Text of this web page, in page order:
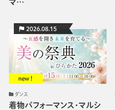
マ…
new !
着物パフォーマンス・マルシ
2026.08.15
ダンス